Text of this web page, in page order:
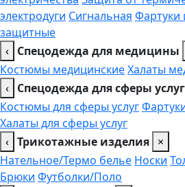
электродуги Сигнальная Фартуки
защитные
‹ Спецодежда для медицины
Костюмы медицинскиеХалаты
‹ Спецодежда для сферы услуг
Костюмы для сферы услуг
Халаты для сферы услуг
‹ Трикотажные изделия ×
Нательное/Термо белье Носки
Брюки Футболки/Поло